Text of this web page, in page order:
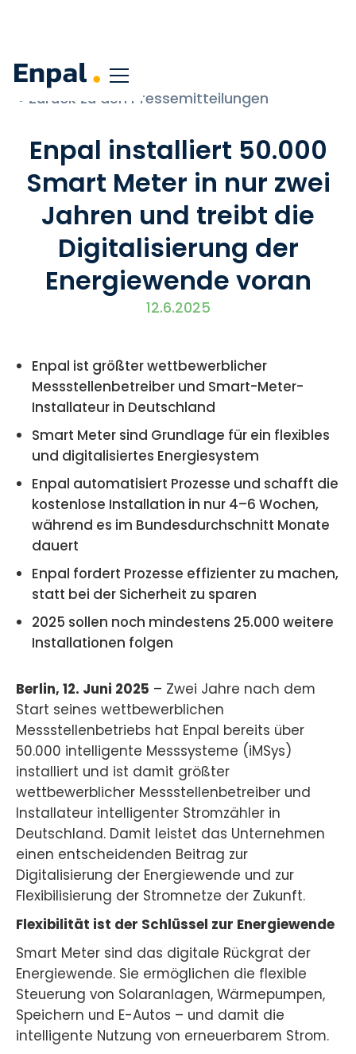
< Zurück zu den Pressemitteilungen
Enpal installiert 50.000
Smart Meter in nur zwei
Jahren und treibt die
Digitalisierung der
Energiewende voran
12.6.2025
Enpal ist größter wettbewerblicher
Messstellenbetreiber und Smart-Meter-
Installateur in Deutschland
Smart Meter sind Grundlage für ein flexibles
und digitalisiertes Energiesystem
Enpal automatisiert Prozesse und schafft die
kostenlose Installation in nur 4–6 Wochen,
während es im Bundesdurchschnitt Monate
dauert
Enpal fordert Prozesse effizienter zu machen,
statt bei der Sicherheit zu sparen
2025 sollen noch mindestens 25.000 weitere
Installationen folgen
Berlin, 12. Juni 2025 – Zwei Jahre nach dem
Start seines wettbewerblichen
Messstellenbetriebs hat Enpal bereits über
50.000 intelligente Messsysteme (iMSys)
installiert und ist damit größter
wettbewerblicher Messstellenbetreiber und
Installateur intelligenter Stromzähler in
Deutschland. Damit leistet das Unternehmen
einen entscheidenden Beitrag zur
Digitalisierung der Energiewende und zur
Flexibilisierung der Stromnetze der Zukunft.
Flexibilität ist der Schlüssel zur Energiewende
Smart Meter sind das digitale Rückgrat der
Energiewende. Sie ermöglichen die flexible
Steuerung von Solaranlagen, Wärmepumpen,
Speichern und E-Autos – und damit die
intelligente Nutzung von erneuerbarem Strom.